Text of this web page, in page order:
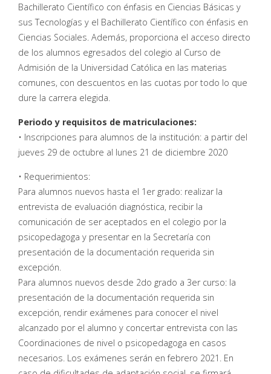
Bachillerato Científico con énfasis en Ciencias Básicas y
sus Tecnologías y el Bachillerato Científico con énfasis en
Ciencias Sociales. Además, proporciona el acceso directo
de los alumnos egresados del colegio al Curso de
Admisión de la Universidad Católica en las materias
comunes, con descuentos en las cuotas por todo lo que
dure la carrera elegida.
Periodo y requisitos de matriculaciones:
• Inscripciones para alumnos de la institución: a partir del
jueves 29 de octubre al lunes 21 de diciembre 2020
• Requerimientos:
Para alumnos nuevos hasta el 1er grado: realizar la
entrevista de evaluación diagnóstica, recibir la
comunicación de ser aceptados en el colegio por la
psicopedagoga y presentar en la Secretaría con
presentación de la documentación requerida sin
excepción.
Para alumnos nuevos desde 2do grado a 3er curso: la
presentación de la documentación requerida sin
excepción, rendir exámenes para conocer el nivel
alcanzado por el alumno y concertar entrevista con las
Coordinaciones de nivel o psicopedagoga en casos
necesarios. Los exámenes serán en febrero 2021. En